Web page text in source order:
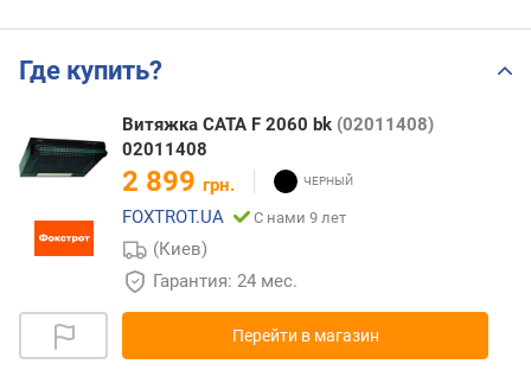
Где купить?
Витяжка CATA F 2060 bk (02011408)
02011408
2 899 грн.
FOXTROT.UA
С нами 9 лет
(Киев)
Гарантия: 24 мес.
Перейти в магазин